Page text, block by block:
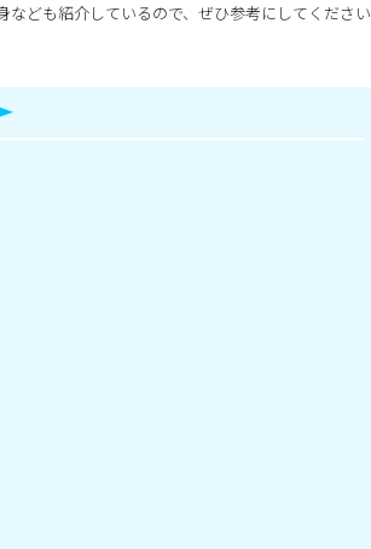
ども紹介しているので、ぜひ参考にしてください